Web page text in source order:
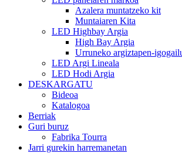
Azalera muntatzeko kit
Muntaiaren Kita
LED Highbay Argia
High Bay Argia
Urruneko argiztapen-
LED Argi Lineala
LED Hodi Argia
DESKARGATU
Bideoa
Katalogoa
Berriak
Guri buruz
Fabrika Tourra
Jarri gurekin harremanetan